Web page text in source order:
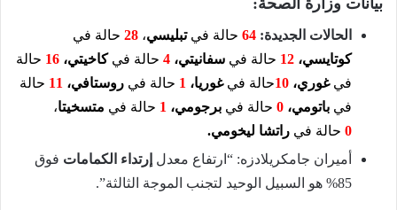
الحالات الجديدة: 64 حالة فيتبليسي، 28 حالة في
كوتايسي، 12 حالة في سفانيتي، 4 حالة في كاخيتي، 16 حالة
فيغوري، 10حالة فيغوريا، 1 حالة في روستافي، 11 حالة
في باتومي، 0 حالة في برجومي، 1 حالة في متسخيتا،
0 حالة في راتشا ليخومي.
أميران جامكريلادزه: “ارتفاع معدل إرتداء الكمامات فوق
85% هو السبيل الوحيد لتجنب الموجة الثالثة”.